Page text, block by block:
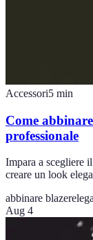
Accessori5 min
Come
professionale
Impara a scegliere
creare un look
abbinare blazer
Aug 4